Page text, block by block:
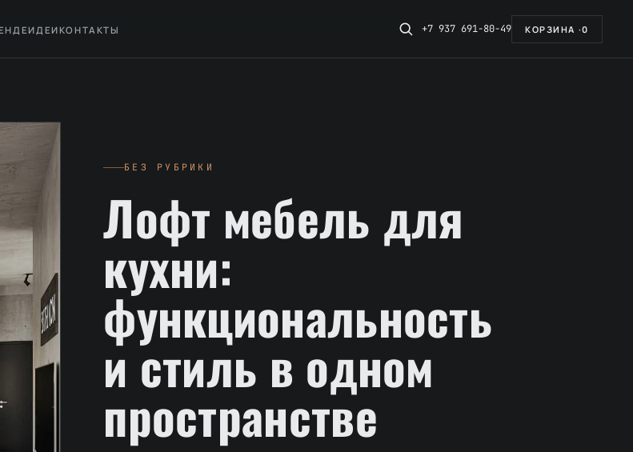
ИДЕИКОНТАКТЫ +7 937 691-80-49 КОРЗИНА ·0
БЕЗ РУБРИКИ
Лофт мебель для
кухни:
функциональность
и стиль в одном
пространстве